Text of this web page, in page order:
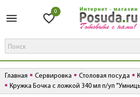
0
Главная Сервировка Столовая посуда
Кружка Бочка с ложкой 340 мл п/уп